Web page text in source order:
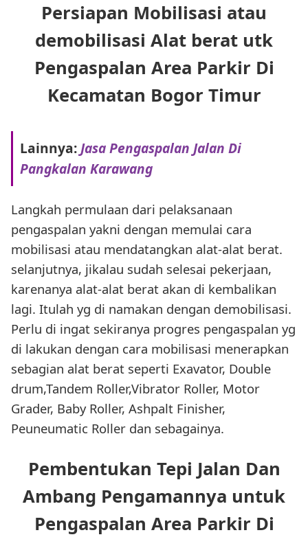
Persiapan Mobilisasi atau
demobilisasi Alat berat utk
Pengaspalan Area Parkir Di
Kecamatan Bogor Timur
Lainnya:Jasa Pengaspalan Jalan Di
Pangkalan Karawang
Langkah permulaan dari pelaksanaan
pengaspalan yakni dengan memulai cara
mobilisasi atau mendatangkan alat-alat berat.
selanjutnya, jikalau sudah selesai pekerjaan,
karenanya alat-alat berat akan di kembalikan
lagi. Itulah yg di namakan dengan demobilisasi.
Perlu di ingat sekiranya progres pengaspalan yg
di lakukan dengan cara mobilisasi menerapkan
sebagian alat berat seperti Exavator, Double
drum,Tandem Roller,Vibrator Roller, Motor
Grader, Baby Roller, Ashpalt Finisher,
Peuneumatic Roller dan sebagainya.
Pembentukan Tepi Jalan Dan
Ambang Pengamannya untuk
Pengaspalan Area Parkir Di